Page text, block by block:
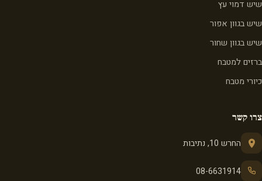
שיש דמוי עץ
שיש בגוון אפור
שיש בגוון שחור
ברזים למטבח
כיורי מטבח
צרו קשר
החרש 10, נתיבות
08-6631914